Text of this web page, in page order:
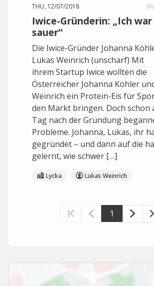
THU, 12/07/2018
Iwice-Gründerin: „Ich war
sauer“
Die Iwice-Gründer Johanna
Lukas Weinrich (unscharf) Mit
ihrem Startup Iwice wollten die
Österreicher Johanna Köhler
Weinrich ein Protein-Eis für
den Markt bringen. Doch schon
Tag nach der Gründung
Probleme. Johanna, Lukas, ihr
gegründet – und dann auf die
gelernt, wie schwer […]
Lycka Lukas Weinrich
1